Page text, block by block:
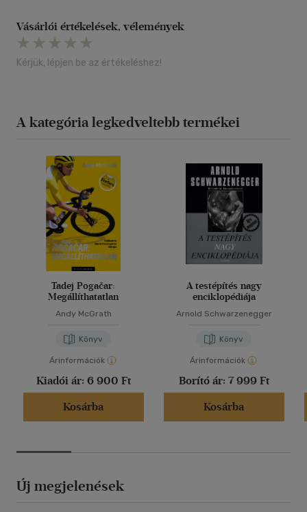
Vásárlói értékelések, vélemények
Kérjük, lépjen be az értékeléshez!
A kategória legkedveltebb termékei
Tadej Pogačar:
Megállíthatatlan
Andy McGrath
Könyv
Árinformációk
Kiadói ár: 6 900 Ft
Kosárba
A testépítés nagy
enciklopédiája
Arnold Schwarzenegger
Könyv
Árinformációk
Borító ár: 7 999 Ft
Kosárba
Új megjelenések